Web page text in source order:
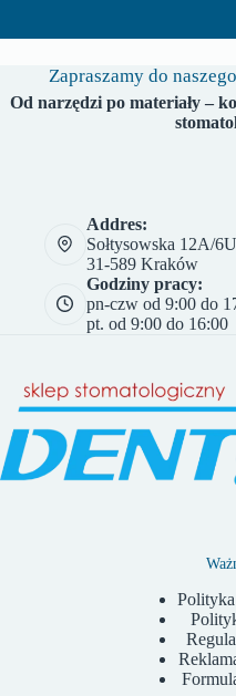
Zapraszamy do
Od narzędzi po materiały –
Addres:
Sołtysowska 12A/
31-589 Kraków
Godziny pracy:
pn-czw od 9:00 do
pt. od 9:00 do 16:00